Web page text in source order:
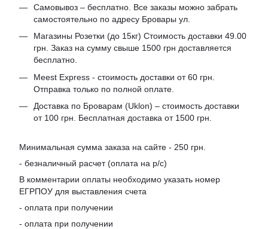
Самовывоз – бесплатно. Все заказы можно забрать
самостоятельно по адресу Бровары ул.
Магазины Розетки (до 15кг) Стоимость доставки 49.00
грн. Заказ на сумму свыше 1500 грн доставляется
бесплатно.
Meest Express - стоимость доставки от 60 грн.
Отправка только по полной оплате.
Доставка по Броварам (Uklon) – стоимость доставки
от 100 грн. Бесплатная доставка от 1500 грн.
Минимальная сумма заказа на сайте - 250 грн.
- безналичный расчет (оплата на р/с)
В комментарии оплаты необходимо указать номер
ЕГРПОУ для выставления счета
- оплата при получении
- оплата при получении